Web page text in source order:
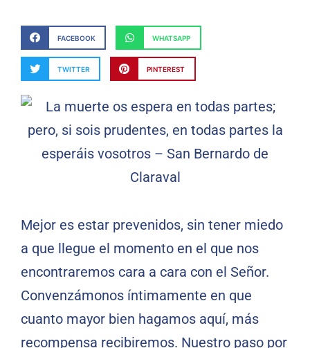
FACEBOOK WHATSAPP
TWITTER PINTEREST
Mejor es estar prevenidos, sin tener miedo
a que llegue el momento en el que nos
encontraremos cara a cara con el Señor.
Convenzámonos íntimamente en que
cuanto mayor bien hagamos aquí, más
recompensa recibiremos. Nuestro paso por